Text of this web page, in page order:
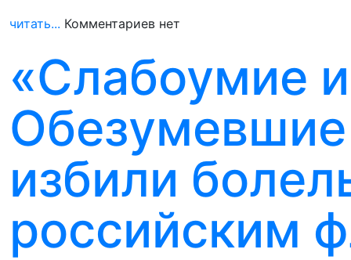
читать... Комментариев нет
«Слабоумие
избили
российским